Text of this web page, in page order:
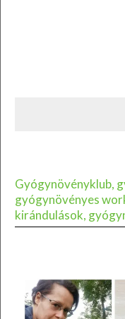
Gyógynövényklub,
gyógynövényes
kirándulások,